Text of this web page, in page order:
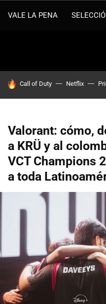
VALE LA PENA
HOY SE HABLA DE
Call of Duty Netflix
Valorant: cómo,
a KRÜ y al
VCT Champions
a toda